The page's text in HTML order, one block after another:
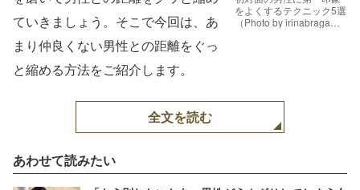
をよくするテクニック5選
（Photo by irinabraga／
ていきましょう。そこで今回は、あ
まり仲良くない男性との距離をぐっ
と縮める方法をご紹介します。
全文を読む
あわせて読みたい